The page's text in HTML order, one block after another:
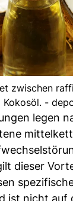
zwischen
Kokosöl. -
legen
dieser
ist nicht auf